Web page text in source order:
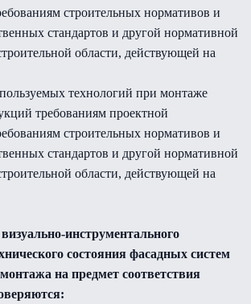
строительных нормативов и
стандартов и другой нормативной
области, действующей на
технологий при монтаже
требованиям проектной
строительных нормативов и
стандартов и другой нормативной
области, действующей на
инструментального
состояния фасадных систем
на предмет соответствия